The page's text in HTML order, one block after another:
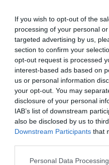
If you wish to opt-out of the
processing of your personal
targeted advertising by us,
section to confirm your
opt-out request is processed
interest-based ads based on
us or personal information
your opt-out. You may
disclosure of your personal
IAB’s list of downstream
also be disclosed by us to
Downstream Participants that
Personal Data